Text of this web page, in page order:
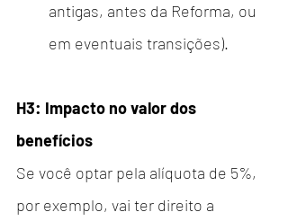
antigas, antes da Reforma, ou
em eventuais transições).
H3: Impacto no valor dos
benefícios
Se você optar pela alíquota de 5%,
por exemplo, vai ter direito a